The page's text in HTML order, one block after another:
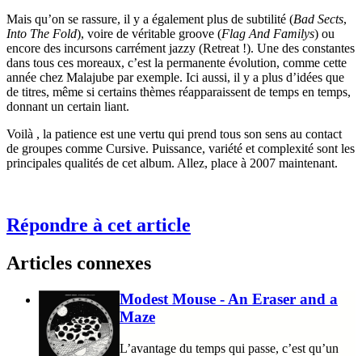
Mais qu’on se rassure, il y a également plus de subtilité (Bad Sects,
Into The Fold), voire de véritable groove (Flag And Familys) ou
encore des incursons carrément jazzy (Retreat !). Une des constantes
dans tous ces moreaux, c’est la permanente évolution, comme cette
année chez Malajube par exemple. Ici aussi, il y a plus d’idées que
de titres, même si certains thèmes réapparaissent de temps en temps,
donnant un certain liant.
Voilà , la patience est une vertu qui prend tous son sens au contact
de groupes comme Cursive. Puissance, variété et complexité sont les
principales qualités de cet album. Allez, place à 2007 maintenant.
Répondre à cet article
Articles connexes
Modest Mouse - An Eraser and a
Maze
L’avantage du temps qui passe, c’est qu’un